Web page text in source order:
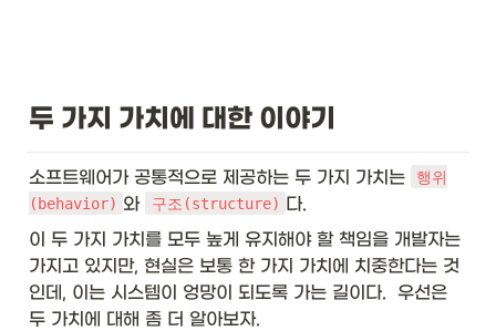
두 가지 가치에 대한 이야기
소프트웨어가 공통적으로 제공하는 두 가지 가치는
행위
(behavior) 와 구조(structure) 다.
이 두 가지 가치를 모두 높게 유지해야 할 책임을 개발자는
가지고 있지만, 현실은 보통 한 가지 가치에 치중한다는 것
인데, 이는 시스템이 엉망이 되도록 가는 길이다.  우선은
두 가치에 대해 좀 더 알아보자.